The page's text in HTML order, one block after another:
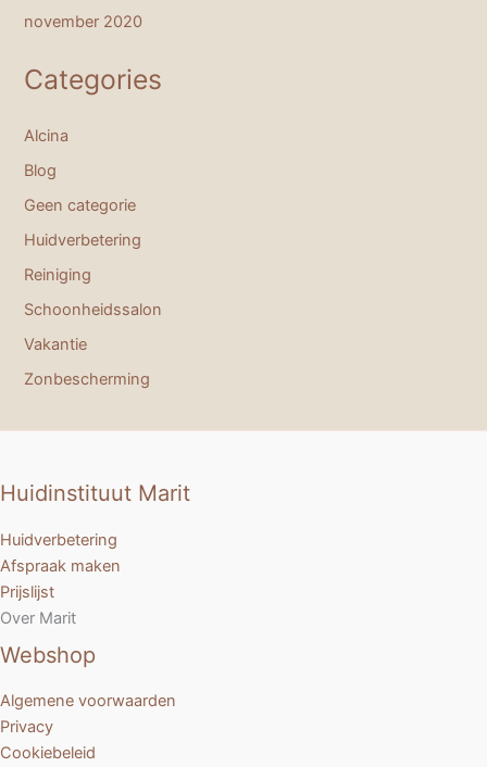
november 2020
Categories
Alcina
Blog
Geen categorie
Huidverbetering
Reiniging
Schoonheidssalon
Vakantie
Zonbescherming
Huidinstituut Marit
Huidverbetering
Afspraak maken
Prijslijst
Over Marit
Webshop
Algemene voorwaarden
Privacy
Cookiebeleid